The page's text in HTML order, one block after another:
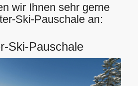
wir Ihnen sehr gerne
Ski-Pauschale an:
Ski-Pauschale